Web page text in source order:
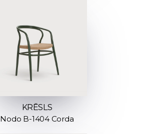
KRĒSLS
Nodo B-1404 Corda